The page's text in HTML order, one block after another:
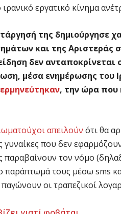
εργατικό κίνημα
της δημιούργησε
και της Αριστεράς
δεν
μέσα ενημέρωσης του
, την ώρα που
απειλούν ότι θα
γυναίκες που δεν
παραβαίνουν τον νόμο
παράπτωμά τους μέσω sms
οι τραπεζικοί